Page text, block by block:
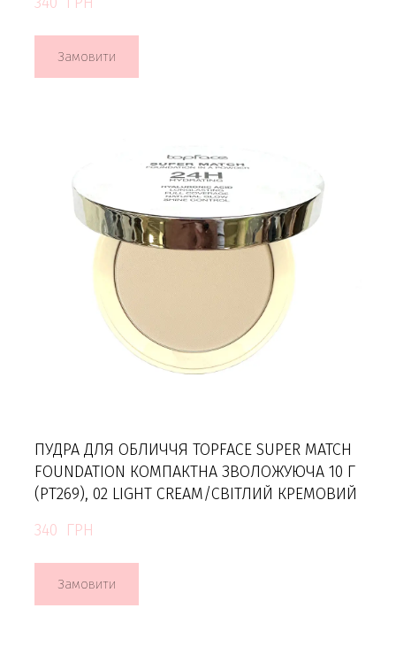
Замовити
ПУДРА ДЛЯ ОБЛИЧЧЯ TOPFACE SUPER MATCH
FOUNDATION КОМПАКТНА ЗВОЛОЖУЮЧА 10 Г
(PT269), 02 LIGHT CREAM/СВІТЛИЙ КРЕМОВИЙ
340  ГРН
Замовити